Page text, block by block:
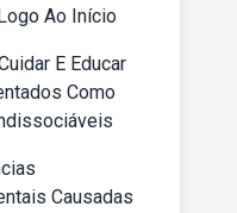
Ao Início
E Educar
Como
Causadas